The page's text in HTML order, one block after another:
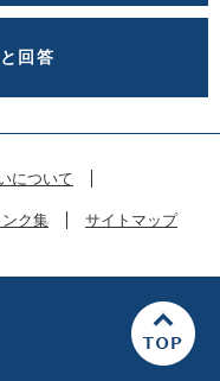
回答
について
ンク集 サイトマップ